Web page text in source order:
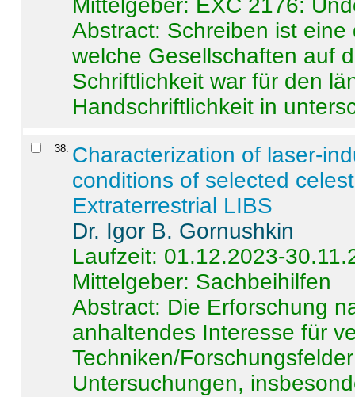
Mittelgeber: EXC 2176:
Abstract: Schreiben ist
welche Gesellschaften auf
Schriftlichkeit war für den
Handschriftlichkeit in
38. Characterization of laser-
conditions of selected
Extraterrestrial LIBS
Dr. Igor B. Gornushkin
Laufzeit: 01.12.2023-
Mittelgeber: Sachbeihilfen
Abstract: Die Erforschung
anhaltendes Interesse für
Techniken/
Untersuchungen,